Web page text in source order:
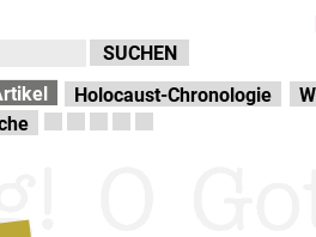
Holocaust-Chronologie